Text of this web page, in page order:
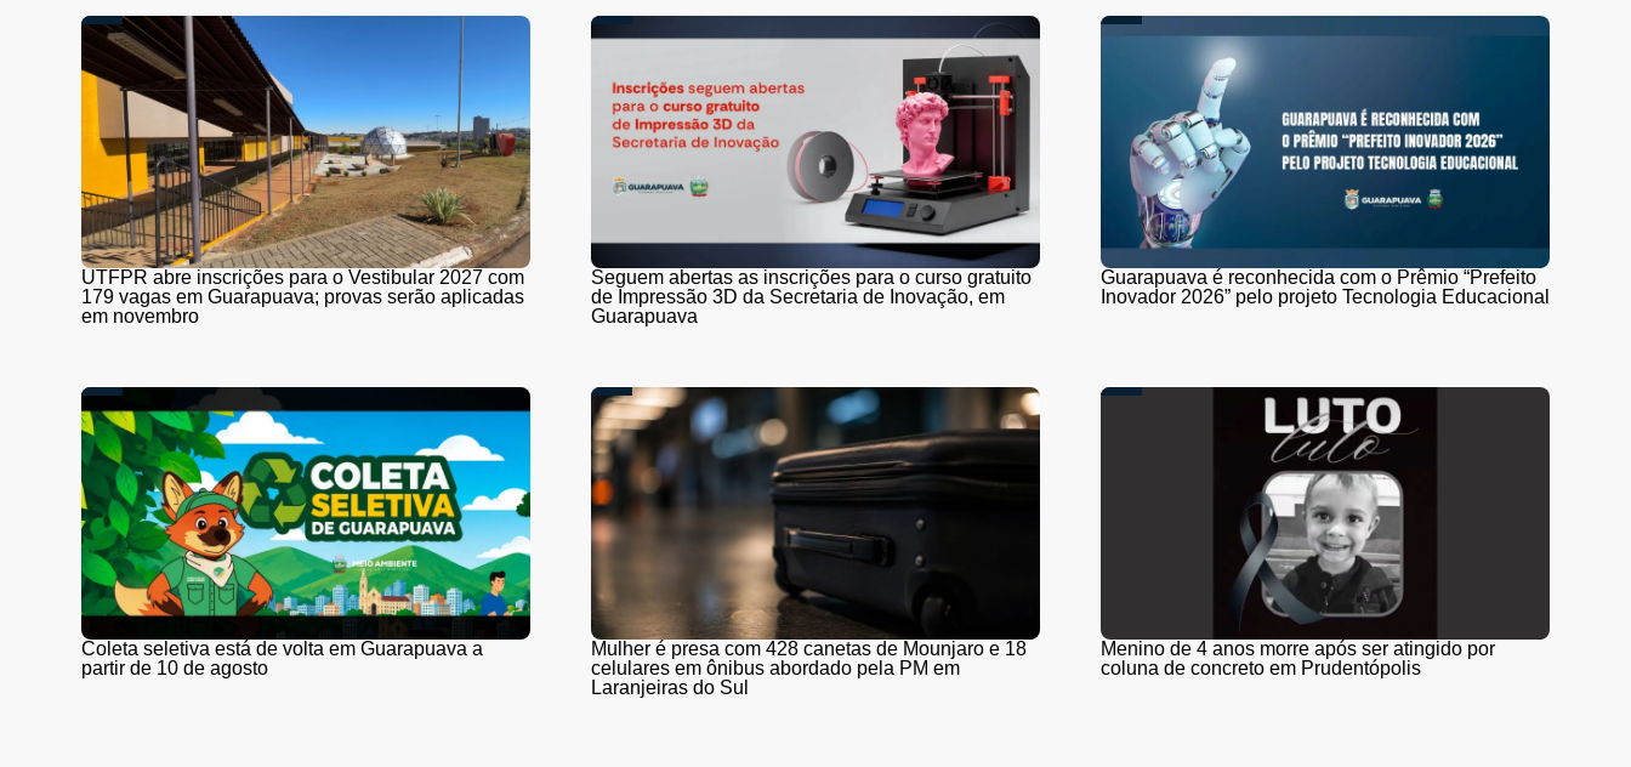
UTFPR abre inscrições para o Vestibular 2027 com
179 vagas em Guarapuava; provas serão aplicadas
em novembro
Seguem abertas as inscrições para o curso gratuito
de Impressão 3D da Secretaria de Inovação, em
Guarapuava
Guarapuava é reconhecida com o Prêmio “Prefeito
Inovador 2026” pelo projeto Tecnologia Educacional
Coleta seletiva está de volta em Guarapuava a
partir de 10 de agosto
Mulher é presa com 428 canetas de Mounjaro e 18
celulares em ônibus abordado pela PM em
Laranjeiras do Sul
Menino de 4 anos morre após ser atingido por
coluna de concreto em Prudentópolis